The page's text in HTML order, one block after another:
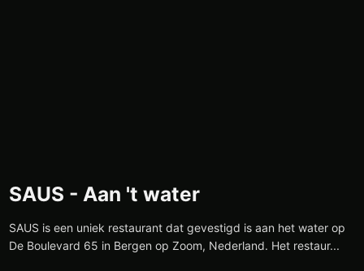
SAUS - Aan 't water
SAUS is een uniek restaurant dat gevestigd is aan het water op
De Boulevard 65 in Bergen op Zoom, Nederland. Het restaur...